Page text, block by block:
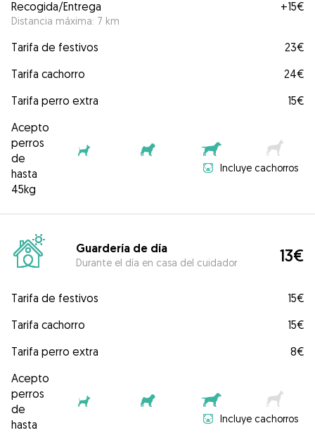
Recogida/Entrega
Distancia máxima: 7 km
+15€
Tarifa de festivos
23€
Tarifa cachorro
24€
Tarifa perro extra
15€
Acepto
perros
de
hasta
45kg
Incluye cachorros
Guardería de día
Durante el día en casa del cuidador 13€
Tarifa de festivos
15€
Tarifa cachorro
15€
Tarifa perro extra
8€
Acepto
perros
de
hasta
Incluye cachorros